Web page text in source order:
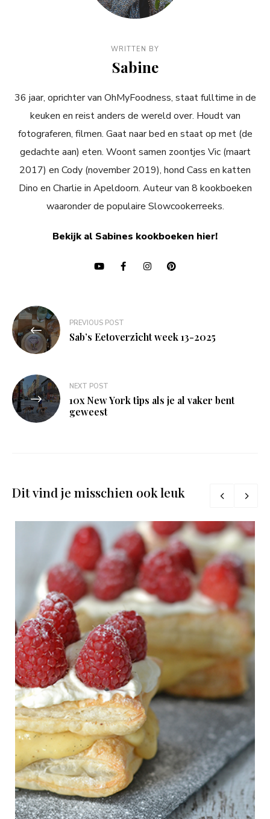
WRITTEN BY
Sabine
36 jaar, oprichter van OhMyFoodness, staat fulltime in de
keuken en reist anders de wereld over. Houdt van
fotograferen, filmen. Gaat naar bed en staat op met (de
gedachte aan) eten. Woont samen zoontjes Vic (maart
2017) en Cody (november 2019), hond Cass en katten
Dino en Charlie in Apeldoorn. Auteur van 8 kookboeken
waaronder de populaire Slowcookerreeks.
Bekijk al Sabines kookboeken hier!
Bericht
navigatie
PREVIOUS POST
Sab’s Eetoverzicht week 13-2025
NEXT POST
10x New York tips als je al vaker bent
geweest
Dit vind je misschien ook leuk